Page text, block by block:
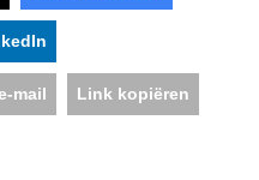
mail Link kopiëren